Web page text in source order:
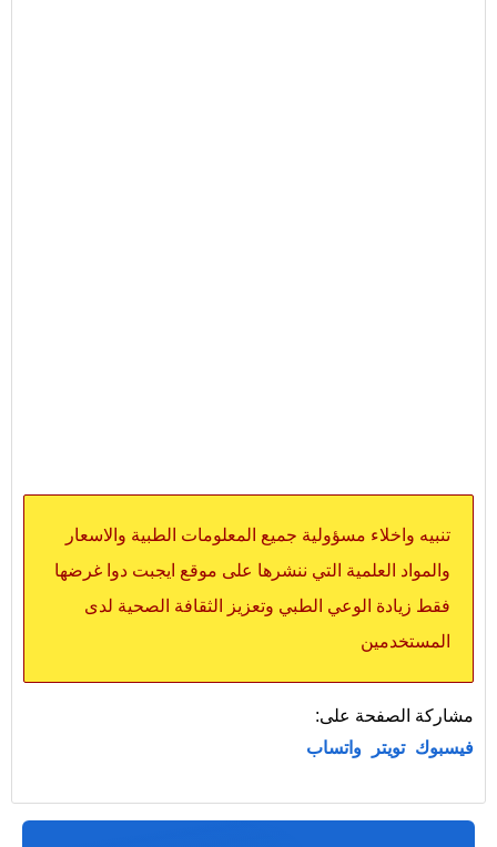
تنبيه واخلاء مسؤولية جميع المعلومات الطبية والاسعار
والمواد العلمية التي ننشرها على موقع ايجبت دوا غرضها
فقط زيادة الوعي الطبي وتعزيز الثقافة الصحية لدى
المستخدمين
مشاركة الصفحة على:
فيسبوك تويتر واتساب